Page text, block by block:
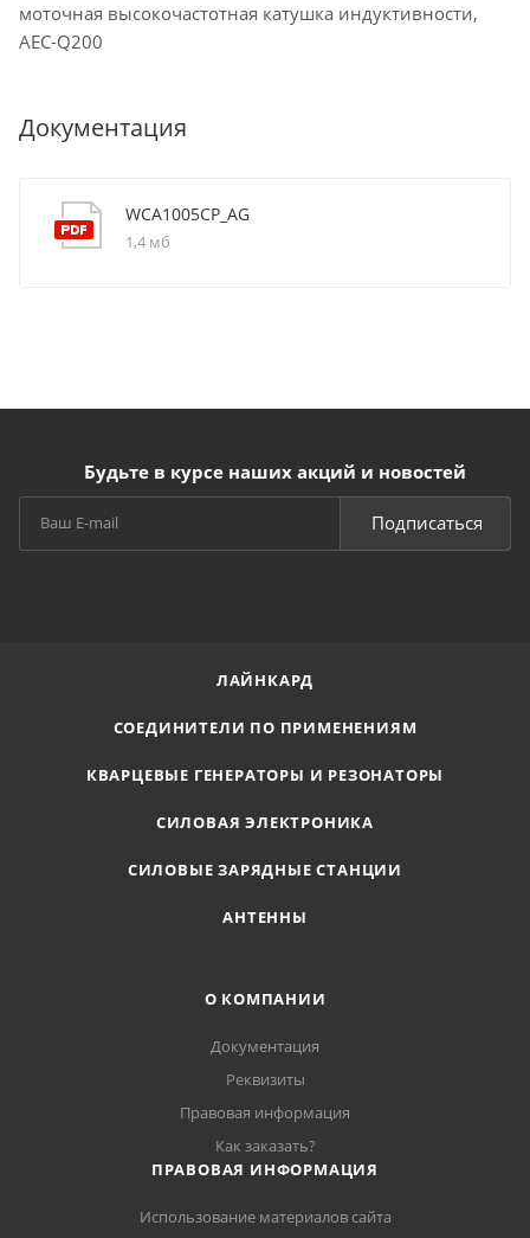
моточная высокочастотная катушка индуктивности,
AEC-Q200
Документация
WCA1005CP_AG
1,4 мб
Будьте в курсе наших акций и новостей
Подписаться
ЛАЙНКАРД
СОЕДИНИТЕЛИ ПО ПРИМЕНЕНИЯМ
КВАРЦЕВЫЕ ГЕНЕРАТОРЫ И РЕЗОНАТОРЫ
СИЛОВАЯ ЭЛЕКТРОНИКА
СИЛОВЫЕ ЗАРЯДНЫЕ СТАНЦИИ
АНТЕННЫ
О КОМПАНИИ
Документация
Реквизиты
Правовая информация
Как заказать?
ПРАВОВАЯ ИНФОРМАЦИЯ
Использование материалов сайта